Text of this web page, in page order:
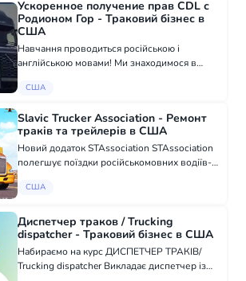
Ускоренное получение прав CDL с
Родионом Гор - Траковий бізнес в
США
Навчання проводиться російською і
англійською мовами! Ми знаходимося в
2 пересдачі будь-якого з іспитів включені в
перед...
США
Slavic Trucker Association - Ремонт
траків та трейлерів в США
Новий додаток STAssociation STAssociation
полегшує поїздки російськомовних водіїв-
якій ви можете дізнатися, де знаходиться
США
Диспетчер траков / Trucking
dispatcher - Траковий бізнес в США
Набираємо на курс ДИСПЕТЧЕР ТРАКІВ/
Trucking dispatcher Викладає диспетчер із